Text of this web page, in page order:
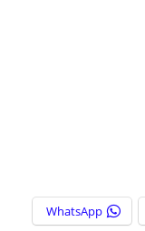
WhatsApp